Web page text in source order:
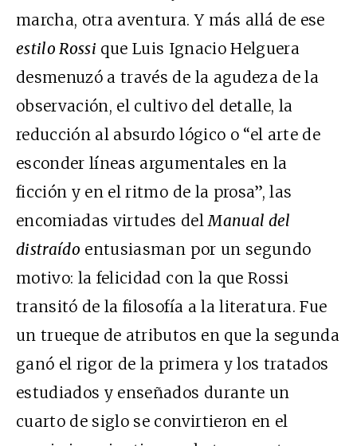
marcha, otra aventura. Y más allá de ese
estilo Rossi que Luis Ignacio Helguera
desmenuzó a través de la agudeza de la
observación, el cultivo del detalle, la
reducción al absurdo lógico o “el arte de
esconder líneas argumentales en la
ficción y en el ritmo de la prosa”, las
encomiadas virtudes delManual del
distraído entusiasman por un segundo
motivo: la felicidad con la que Rossi
transitó de la filosofía a la literatura. Fue
un trueque de atributos en que la segunda
ganó el rigor de la primera y los tratados
estudiados y enseñados durante un
cuarto de siglo se convirtieron en el